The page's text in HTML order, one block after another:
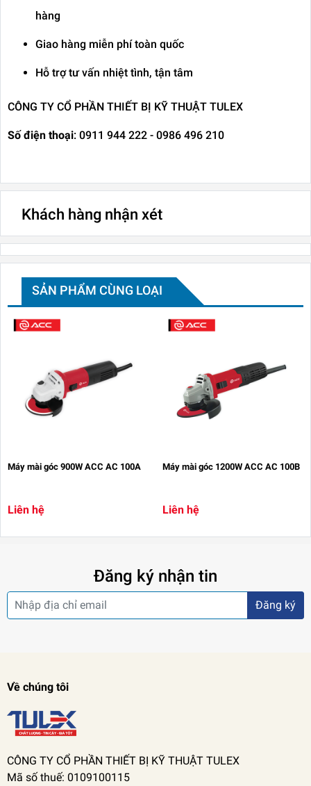
hàng
Giao hàng miễn phí toàn quốc
Hỗ trợ tư vấn nhiệt tình, tận tâm
CÔNG TY CỔ PHẦN THIẾT BỊ KỸ THUẬT TULEX
Số điện thoại: 0911 944 222 - 0986 496 210
Khách hàng nhận xét
SẢN PHẨM CÙNG LOẠI
Máy mài góc 900W ACC AC 100A
Liên hệ
Máy mài góc 1200W ACC AC 100B
Liên hệ
Đăng ký nhận tin
Đăng ký
Về chúng tôi
CÔNG TY CỔ PHẦN THIẾT BỊ KỸ THUẬT TULEX
Mã số thuế: 0109100115